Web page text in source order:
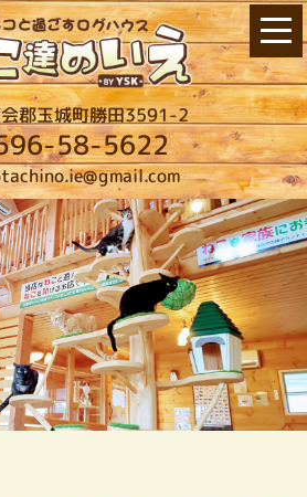
郡玉城町勝田3591-2
58-5622